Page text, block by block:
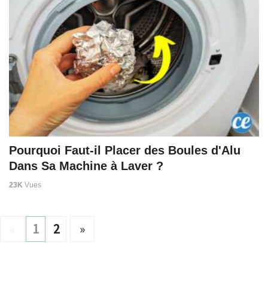
Pourquoi Faut-il Placer des Boules d'Alu
Dans Sa Machine à Laver ?
23K Vues
1 2 »